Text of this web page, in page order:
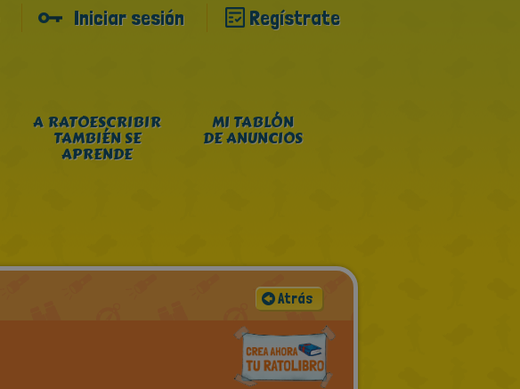
Iniciar sesión Regístrate
A RATOESCRIBIR
TAMBIÉN SE
APRENDE
MI TABLÓN
DE ANUNCIOS
Atrás